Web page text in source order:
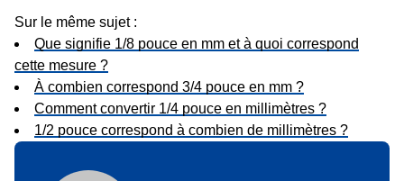
Sur le même sujet :
Que signifie 1/8 pouce en mm et à quoi correspond
cette mesure ?
À combien correspond 3/4 pouce en mm ?
Comment convertir 1/4 pouce en millimètres ?
1/2 pouce correspond à combien de millimètres ?